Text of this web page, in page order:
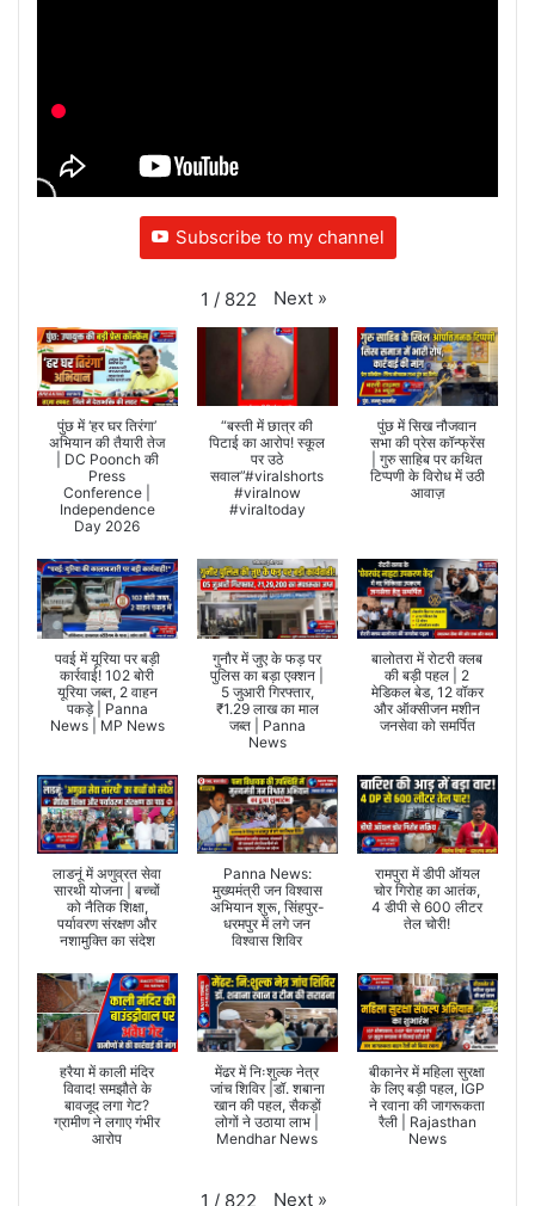
Subscribe to my channel
1 / 822 Next »
पुंछ में ‘हर घर तिरंगा’
अभियान की तैयारी तेज
| DC Poonch की
Press
Conference |
Independence
Day 2026
“बस्ती में छात्र की
पिटाई का आरोप! स्कूल
पर उठे
सवाल”#viralshorts
#viralnow
#viraltoday
पुंछ में सिख नौजवान
सभा की प्रेस कॉन्फ्रेंस
| गुरु साहिब पर कथित
टिप्पणी के विरोध में उठी
आवाज़
पवई में यूरिया पर बड़ी
कार्रवाई! 102 बोरी
यूरिया जब्त, 2 वाहन
पकड़े | Panna
News | MP News
गुनौर में जुए के फड़ पर
पुलिस का बड़ा एक्शन |
5 जुआरी गिरफ्तार,
₹1.29 लाख का माल
जब्त | Panna
News
बालोतरा में रोटरी क्लब
की बड़ी पहल | 2
मेडिकल बेड, 12 वॉकर
और ऑक्सीजन मशीन
जनसेवा को समर्पित
लाडनूं में अणुव्रत सेवा
सारथी योजना | बच्चों
को नैतिक शिक्षा,
पर्यावरण संरक्षण और
नशामुक्ति का संदेश
Panna News:
मुख्यमंत्री जन विश्वास
अभियान शुरू, सिंहपुर-
धरमपुर में लगे जन
विश्वास शिविर
रामपुरा में डीपी ऑयल
चोर गिरोह का आतंक,
4 डीपी से 600 लीटर
तेल चोरी!
हरैया में काली मंदिर
विवाद! समझौते के
बावजूद लगा गेट?
ग्रामीण ने लगाए गंभीर
आरोप
मेंढर में निःशुल्क नेत्र
जांच शिविर |डॉ. शबाना
खान की पहल, सैकड़ों
लोगों ने उठाया लाभ |
Mendhar News
बीकानेर में महिला सुरक्षा
के लिए बड़ी पहल, IGP
ने रवाना की जागरूकता
रैली | Rajasthan
News
1 / 822 Next »